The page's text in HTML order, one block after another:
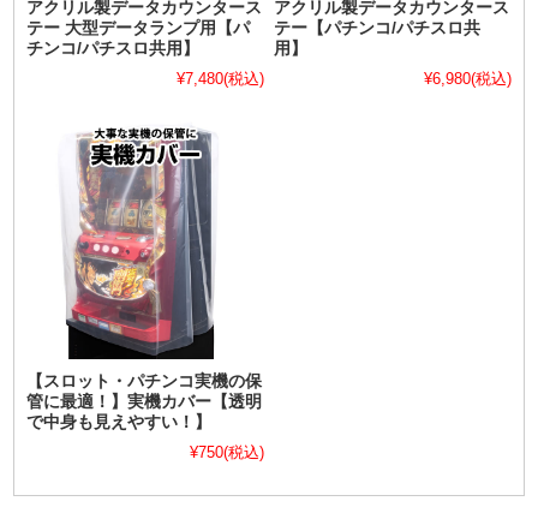
アクリル製データカウンタース
テー 大型データランプ用【パ
チンコ/パチスロ共用】
¥7,480(税込)
アクリル製データカウンタース
テー【パチンコ/パチスロ共
用】
¥6,980(税込)
【スロット・パチンコ実機の保
管に最適！】実機カバー【透明
で中身も見えやすい！】
¥750(税込)